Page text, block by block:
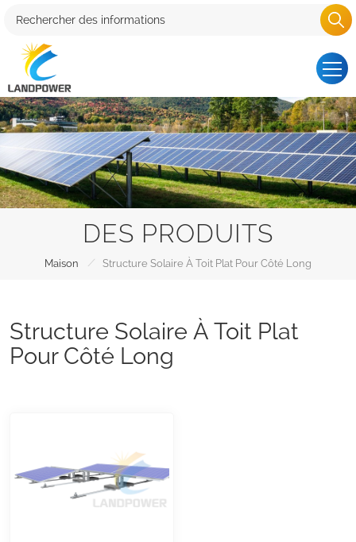
DES PRODUITS
Maison / Structure Solaire À Toit Plat Pour Côté Long
Structure Solaire À Toit Plat
Pour Côté Long